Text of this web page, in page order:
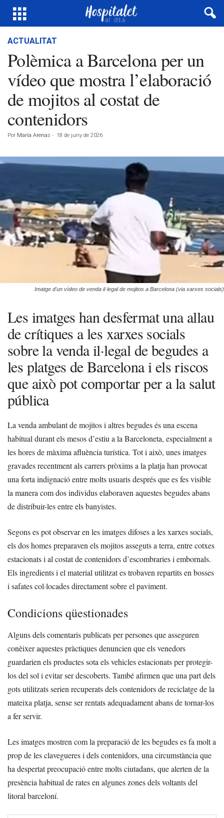
ACTUALITAT
Polèmica a Barcelona per un
vídeo que mostra l’elaboració
de mojitos al costat de
contenidors
Por María Arenas - 18 de juny de 2026
Imatge d'un vídeo de venda il·legal de mojitos a Barcelona (via xarxes socials)
Les imatges han desfermat una allau
de crítiques a les xarxes socials
sobre la venda il·legal de begudes a
les platges de Barcelona i els riscos
que això pot comportar per a la salut
pública
La venda ambulant de mojitos i altres begudes és una escena
habitual durant els mesos d’estiu a la Barceloneta, especialment a
les hores de màxima afluència turística. Tot i això, unes imatges
gravades recentment als carrers pròxims a la platja han provocat
una forta indignació entre molts usuaris després que es fes visible
la manera com dos individus elaboraven aquestes begudes abans
de distribuir-les entre els banyistes.
Segons es pot observar en les imatges difoses a les xarxes socials,
els dos homes preparaven els mojitos asseguts a terra, entre cotxes
estacionats i al costat de contenidors d’escombraries i embornals.
Els ingredients i el material utilitzat es trobaven repartits en bosses
i safates col·locades directament sobre el paviment.
Condicions qüestionades
Alguns dels comentaris publicats per persones que asseguren
conèixer aquestes pràctiques denuncien que els venedors
guardarien els productes sota els vehicles estacionats per protegir-
los del sol i evitar ser descoberts. També afirmen que una part dels
gots utilitzats serien recuperats dels contenidors de reciclatge de la
mateixa platja, sense ser rentats adequadament abans de tornar-los
a fer servir.
Les imatges mostren com la preparació de les begudes es fa molt a
prop de les clavegueres i dels contenidors, una circumstància que
ha despertat preocupació entre molts ciutadans, que alerten de la
presència habitual de rates en algunes zones dels voltants del
litoral barceloní.